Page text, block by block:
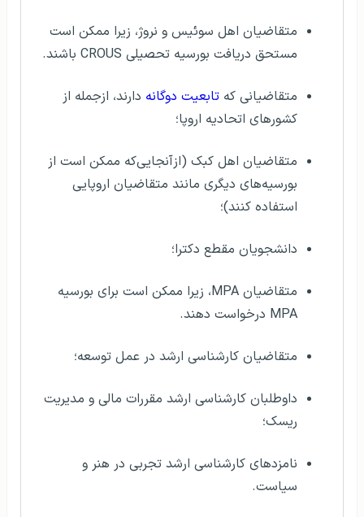
متقاضیان اهل سوئیس و نروژ، زیرا ممکن است
مستحق دریافت بورسیه تحصیلی CROUS باشند.
متقاضیانی که تابعیت دوگانه دارند، ازجمله از
کشورهای اتحادیه اروپا؛
متقاضیان اهل کبک (ازآنجایی‌که ممکن است از
بورسیه‌های دیگری مانند متقاضیان اروپایی
استفاده کنند)؛
دانشجویان مقطع دکترا؛
متقاضیان MPA، زیرا ممکن است برای بورسیه
MPA درخواست دهند.
متقاضیان کارشناسی ارشد در عمل توسعه؛
داوطلبان کارشناسی ارشد مقررات مالی و مدیریت
ریسک؛
نامزدهای کارشناسی ارشد تجربی در هنر و
سیاست.